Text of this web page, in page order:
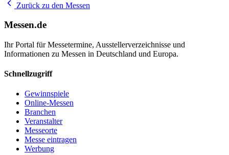
Zurück zu den Messen
Messen.de
Ihr Portal für Messetermine, Ausstellerverzeichnisse und
Informationen zu Messen in Deutschland und Europa.
Schnellzugriff
Gewinnspiele
Online-Messen
Branchen
Veranstalter
Messeorte
Messe eintragen
Werbung